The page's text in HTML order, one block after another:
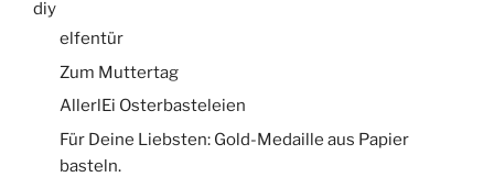
diy
elfentür
Zum Muttertag
AllerlEi Osterbasteleien
Für Deine Liebsten: Gold-Medaille aus Papier
basteln.